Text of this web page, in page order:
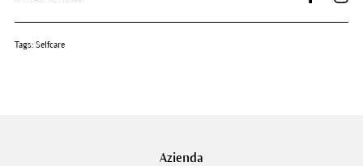
Tags: Selfcare
Azienda